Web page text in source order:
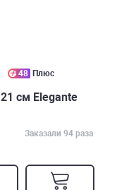
48 Плюс
см Elegante
Заказали 94 раза